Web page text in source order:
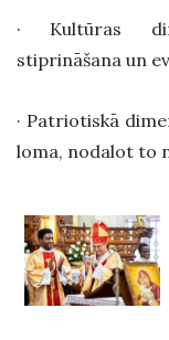
· Kultūras
stiprināšana un
· Patriotiskā
loma, nodalot to